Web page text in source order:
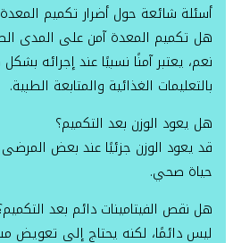
أسئلة شائعة حول أضرار تكميم المعدة
هل تكميم المعدة آمن على المدى
نعم، يعتبر آمنًا نسبيًا عند إجرائه
بالتعليمات الغذائية والمتابعة الطبية.
هل يعود الوزن بعد التكميم؟
قد يعود الوزن جزئيًا عند بعض المرضى
حياة صحي.
هل نقص الفيتامينات دائم بعد
ليس دائمًا، لكنه يحتاج إلى تعويض